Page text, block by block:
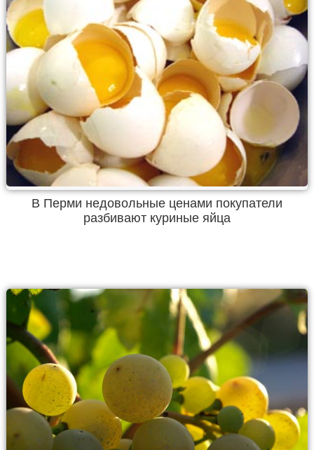
В Перми недовольные ценами покупатели
разбивают куриные яйца